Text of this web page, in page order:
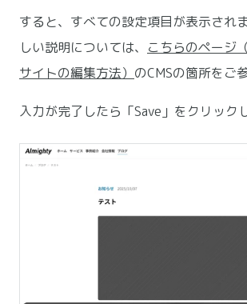
すると、すべての設定項目が表示され
しい説明については、 こちらのページ
サイトの編集方法） のCMSの箇所をご
入力が完了したら「Save」をクリック